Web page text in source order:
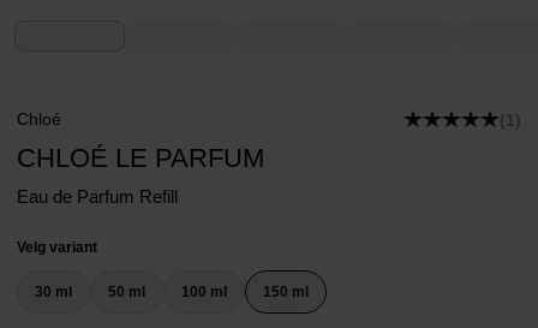
Chloé (1)
CHLOÉ LE PARFUM
Eau de Parfum Refill
Velg variant
30 ml 50 ml 100 ml 150 ml